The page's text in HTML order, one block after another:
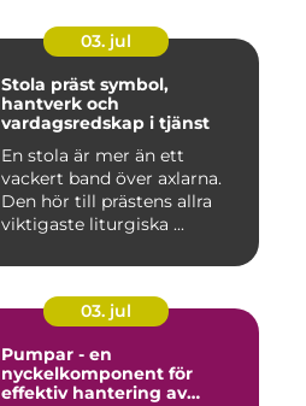
03. jul
Stola präst symbol,
hantverk och
vardagsredskap i tjänst
En stola är mer än ett
vackert band över axlarna.
Den hör till prästens allra
viktigaste liturgiska ...
03. jul
Pumpar - en
nyckelkomponent för
effektiv hantering av